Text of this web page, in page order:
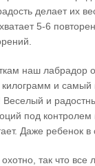
делает их
5-6
наш лабрадор
килограмм и
и
под
Даже ребенок
так что